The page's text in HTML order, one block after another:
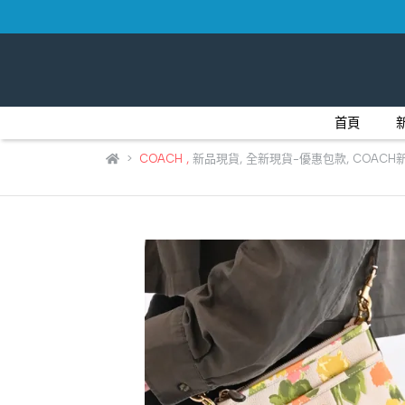
首頁
COACH , 新品現貨, 全新現貨-優惠包款, COACH